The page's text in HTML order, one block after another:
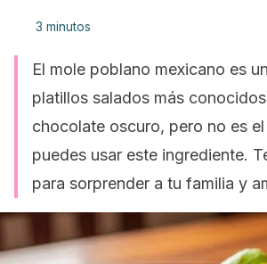
3 minutos
El mole poblano mexicano es
platillos salados más
chocolate oscuro, pero no es
puedes usar este ingrediente.
para sorprender a tu familia y